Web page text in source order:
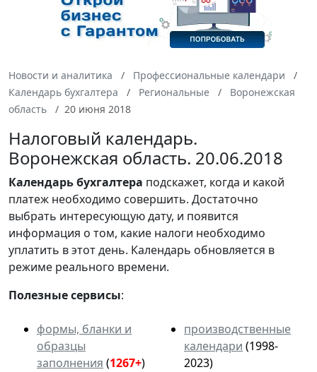
Новости и аналитика
Профессиональные календари
Календарь бухгалтера
Региональные
Воронежская
область
20 июня 2018
Налоговый календарь.
Воронежская область. 20.06.2018
Календарьбухгалтера подскажет, когда и какой
платеж необходимо совершить. Достаточно
выбрать интересующую дату, и появится
информация о том, какие налоги необходимо
уплатить в этот день. Календарь обновляется в
режиме реального времени.
Полезные сервисы:
формы, бланки и
образцы
заполнения (1267+)
производственные
календари (1998-
2023)